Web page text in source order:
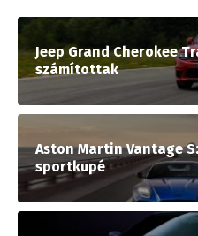
Jeep Grand Cherokee
számítottak
Aston Martin Vantage
sportkupé